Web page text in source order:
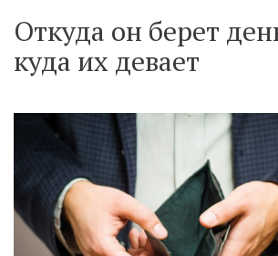
Откуда он берет
куда их девает